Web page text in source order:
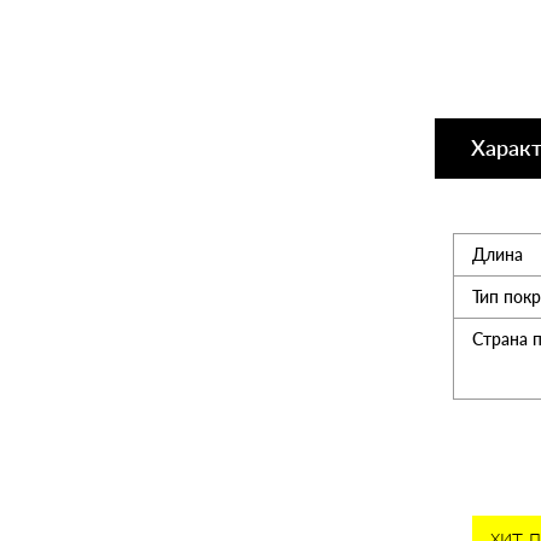
Длина
Тип
Страна